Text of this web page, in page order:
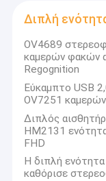
Εμφάνιση VR
Σχετικά με
Γύρος
Ποιοτικός
επαφή
Νέα
Διπλή
OV4689
καμερών φακών
Regognition
Εύκαμπτο USB
OV7251
Διπλός
HM2131
FHD
Η διπλή
καθόρισε
ανταγωνιστικότερη
καμερών USB, την
DVP, την κινητή
καμερών
αυτοκινήτων και τα
διαφορετικές
βιομηχανικό,
μηχανική όραση,
Οποιοδήποτε προϊόν
να βρούμε την